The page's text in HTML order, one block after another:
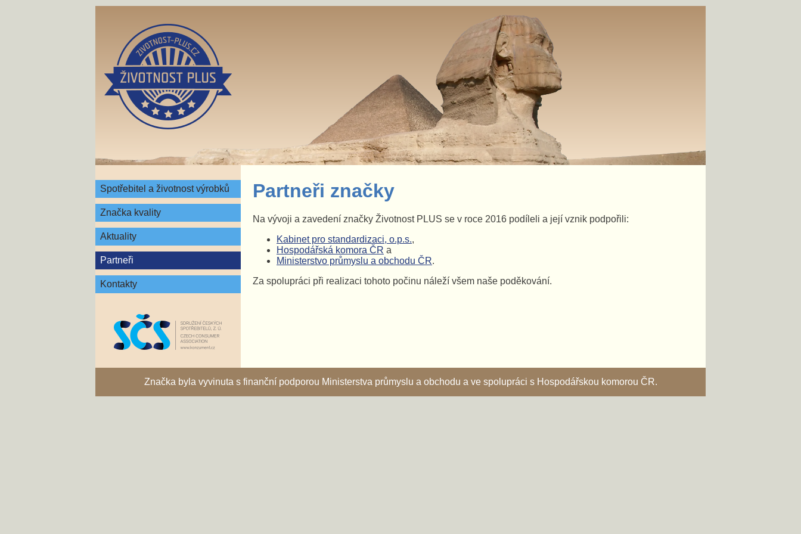
Spotřebitel a životnost výrobků
Značka kvality
Aktuality
Partneři
Kontakty
Partneři značky
Na vývoji a zavedení značky Životnost PLUS se v roce 2016 podíleli a její vznik podpořili:
Kabinet pro standardizaci, o.p.s.,
Hospodářská komora ČR a
Ministerstvo průmyslu a obchodu ČR.
Za spolupráci při realizaci tohoto počinu náleží všem naše poděkování.
Značka byla vyvinuta s finanční podporou Ministerstva průmyslu a obchodu a ve spolupráci s Hospodářskou komorou ČR.